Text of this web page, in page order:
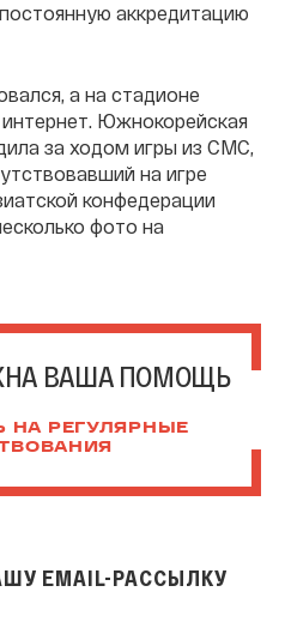
аккредитацию
а на стадионе
Южнокорейская
за ходом игры из СМС,
на игре
конфедерации
фото на
ВАША ПОМОЩЬ
НА РЕГУЛЯРНЫЕ
EMAIL-РАССЫЛКУ